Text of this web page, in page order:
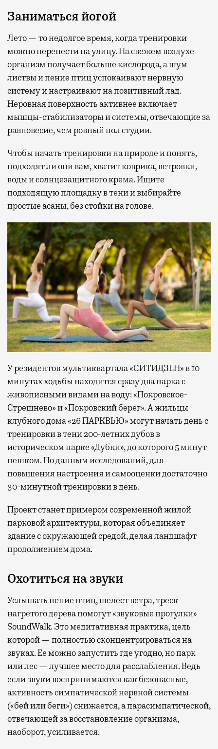
Заниматься йогой
Лето — то недолгое время, когда тренировки
можно перенести на улицу. На свежем воздухе
организм получает больше кислорода, а шум
листвы и пение птиц успокаивают нервную
систему и настраивают на позитивный лад.
Неровная поверхность активнее включает
мышцы-стабилизаторы и системы, отвечающие за
равновесие, чем ровный пол студии.
Чтобы начать тренировки на природе и понять,
подходят ли они вам, хватит коврика, ветровки,
воды и солнцезащитного крема. Ищите
подходящую площадку в тени и выбирайте
простые асаны, без стойки на голове.
У резидентов мультиквартала «СИТИДЗЕН» в 10
минутах ходьбы находится сразу два парка с
живописными видами на воду: «Покровское-
Стрешнево» и «Покровский берег». А жильцы
клубного дома «26 ПАРКВЬЮ» могут начать день с
тренировки в тени 200-летних дубов в
историческом парке «Дубки», до которого 5 минут
пешком. По данным исследований, для
повышения настроения и самооценки достаточно
30-минутной тренировки в день.
Проект станет примером современной жилой
парковой архитектуры, которая объединяет
здание с окружающей средой, делая ландшафт
продолжением дома.
Охотиться на звуки
Услышать пение птиц, шелест ветра, треск
нагретого дерева помогут «звуковые прогулки»
SoundWalk. Это медитативная практика, цель
которой — полностью сконцентрироваться на
звуках. Ее можно запустить где угодно, но парк
или лес — лучшее место для расслабления. Ведь
если звуки воспринимаются как безопасные,
активность симпатической нервной системы
(«бей или беги») снижается, а парасимпатической,
отвечающей за восстановление организма,
наоборот, усиливается.